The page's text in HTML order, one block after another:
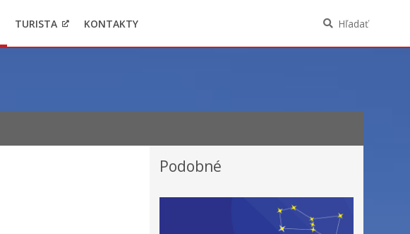
majetkových pomerov verejného funkcionára
mesta Levoča
TURISTA KONTAKTY Hľadať
Podobné